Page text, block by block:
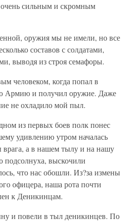
сильным и скромным
оружия мы не имели, но все
составов с солдатами,
выводя из строя семафоры.
человеком, когда попал в
Армию и получил оружие. Даже
не охладило мой пыл.
из первых боев полк понес
удивлению утром началась
врага, а в нашем тылу и на нашу
подсолнуха, выскочили
что нас обошли. Из?за измены
офицера, наша рота почти
к Деникинцам.
и повели в тыл деникинцев. По